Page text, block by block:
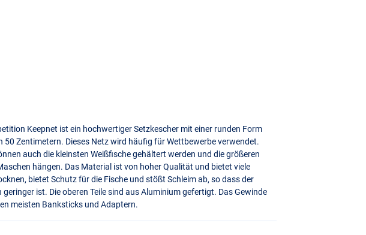
Keepnet ist ein hochwertiger Setzkescher mit einer runden Form
50 Zentimetern. Dieses Netz wird häufig für Wettbewerbe verwendet.
auch die kleinsten Weißfische gehältert werden und die größeren
hängen. Das Material ist von hoher Qualität und bietet viele
bietet Schutz für die Fische und stößt Schleim ab, so dass der
ist. Die oberen Teile sind aus Aluminium gefertigt. Das Gewinde
meisten Banksticks und Adaptern.